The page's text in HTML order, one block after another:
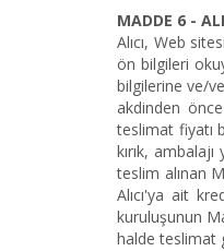
MADDE 6 -
Alıcı, Web
ön bilgileri
bilgilerine ve/
akdinden
teslimat fiyatı
kırık,
teslim alınan
Alıcı'ya ait
kuruluşunun
halde teslimat